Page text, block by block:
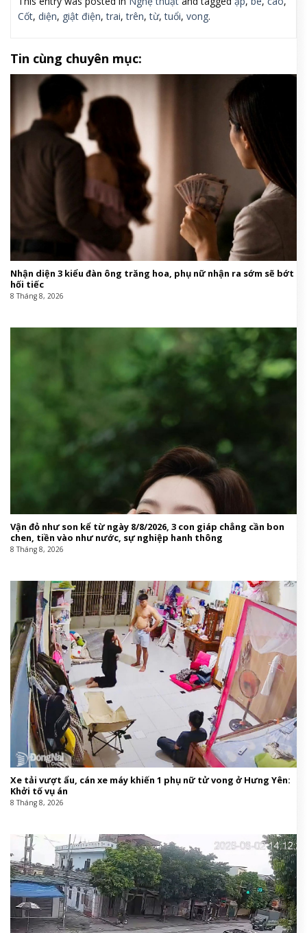
Cốt, diện, giật điện,trai,trên,từ,tuổi, vong.
Tin cùng chuyên mục:
Nhận diện 3 kiểu đàn ông trăng hoa, phụ nữ nhận ra sớm sẽ bớt
hối tiếc
8 Tháng 8, 2026
Vận đỏ như son kể từ ngày 8/8/2026, 3 con giáp chẳng cần bon
chen, tiền vào như nước, sự nghiệp hanh thông
8 Tháng 8, 2026
Xe tải vượt ẩu, cán xe máy khiến 1 phụ nữ tử vong ở Hưng Yên:
Khởi tố vụ án
8 Tháng 8, 2026